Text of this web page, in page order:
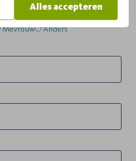
Alles accepteren
Mevrouw Anders